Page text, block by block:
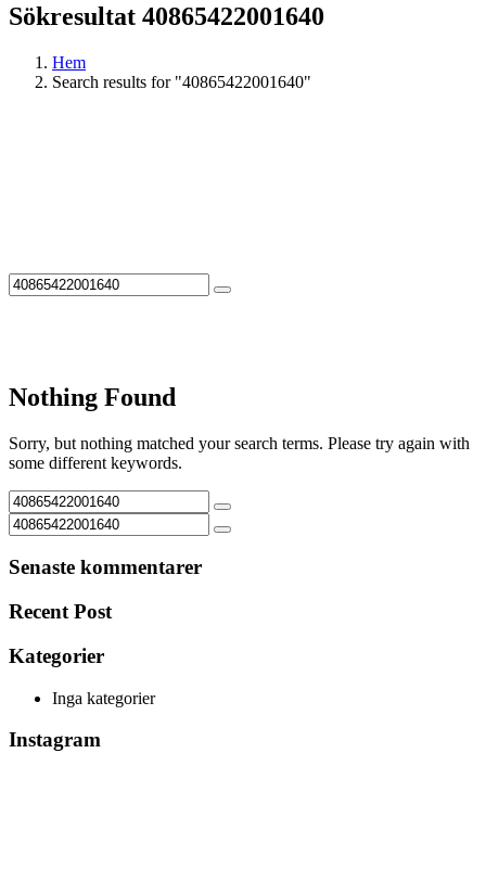
Sökresultat 40865422001640
Hem
Search results for "40865422001640"
Nothing Found
Sorry, but nothing matched your search terms. Please try again with
some different keywords.
Senaste kommentarer
Recent Post
Kategorier
Inga kategorier
Instagram